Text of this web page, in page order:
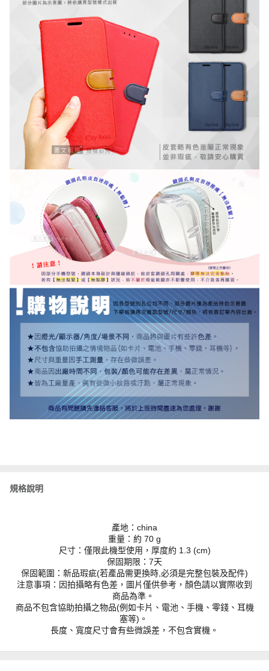
規格說明
產地：china
重量：約 70 g
尺寸：僅限此機型使用，厚度約 1.3 (cm)
保固期限：7天
保固範圍：新品瑕疵(若產品需更換時,必須是完整包裝及配件)
注意事項：因拍攝略有色差，圖片僅供參考，顏色請以實際收到
商品為準。
商品不包含協助拍攝之物品(例如卡片、電池、手機、零錢、耳機
塞等)。
長度、寬度尺寸會有些微誤差，不包含實機。